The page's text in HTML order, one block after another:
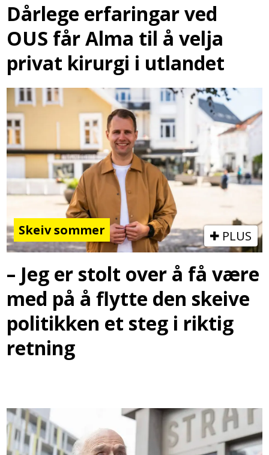
Dårlege erfaringar ved
OUS får Alma til å velja
privat kirurgi i utlandet
Skeiv sommer PLUS
– Jeg er stolt over å få være
med på å flytte den skeive
politikken et steg i riktig
retning